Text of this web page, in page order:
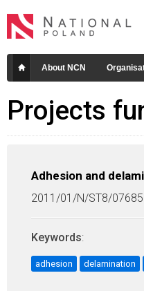
About NCN
Projects
Adhesion and
2011/01/N/ST8/07685
Keywords:
adhesion delamination